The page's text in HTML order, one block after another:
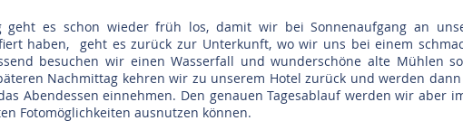
geht es schon wieder früh los, damit wir bei Sonnenaufgang an
haben, geht es zurück zur Unterkunft, wo wir uns bei einem
besuchen wir einen Wasserfall und wunderschöne alte Mühlen
Nachmittag kehren wir zu unserem Hotel zurück und werden
Abendessen einnehmen. Den genauen Tagesablauf werden wir aber
Fotomöglichkeiten ausnutzen können.